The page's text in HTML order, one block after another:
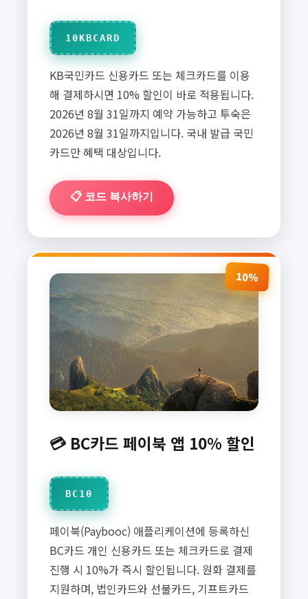
10KBCARD
KB국민카드 신용카드 또는 체크카드를 이용
해 결제하시면 10% 할인이 바로 적용됩니다.
2026년 8월 31일까지 예약 가능하고 투숙은
2026년 8월 31일까지입니다. 국내 발급 국민
카드만 혜택 대상입니다.
📋 코드 복사하기
10%
💳 BC카드 페이북 앱 10% 할인
BC10
페이북(Paybooc) 애플리케이션에 등록하신
BC카드 개인 신용카드 또는 체크카드로 결제
진행 시 10%가 즉시 할인됩니다. 원화 결제를
지원하며, 법인카드와 선불카드, 기프트카드